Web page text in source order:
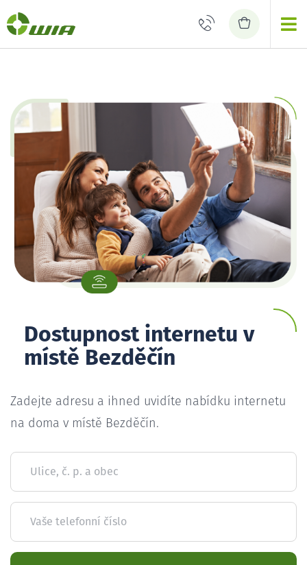
Dostupnost internetu v
místě Bezděčín
Zadejte adresu a ihned uvidíte nabídku internetu
na doma v místě Bezděčín.
Ulice, č. p. a obec
Vaše telefonní číslo